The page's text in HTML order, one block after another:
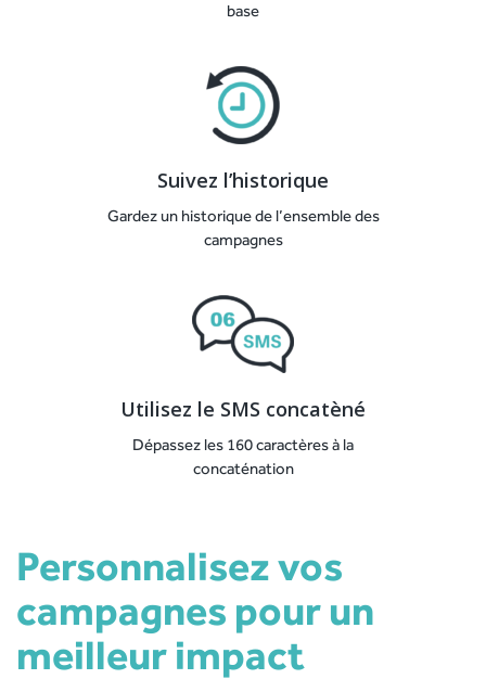
base
Suivez l’historique
Gardez un historique de l’ensemble des
campagnes
Utilisez le SMS concatèné
Dépassez les 160 caractères à la
concaténation
Personnalisez vos
campagnes pour un
meilleur impact